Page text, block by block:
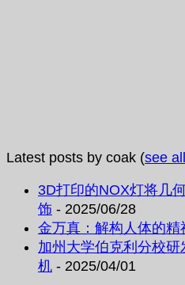
Latest posts by coak (see all
3D打印的NOX灯将几
饰 - 2025/06/28
金万真：解构人体的精
加州大学伯克利分校
机 - 2025/04/01